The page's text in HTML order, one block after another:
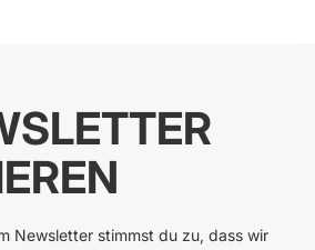
Newsletter stimmst du zu, dass wir